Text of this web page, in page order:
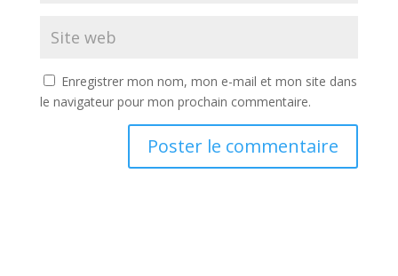
Enregistrer mon nom, mon e-mail et mon site dans
le navigateur pour mon prochain commentaire.